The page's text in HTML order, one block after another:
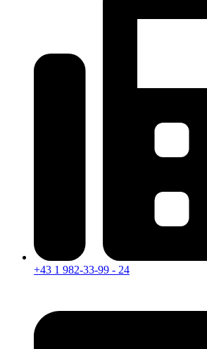
+43 1 982-33-99 - 24